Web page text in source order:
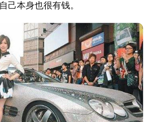
己本身也很有钱。